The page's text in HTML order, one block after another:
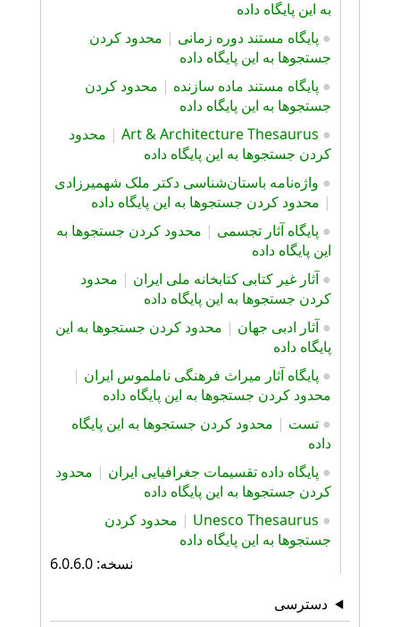
به این پایگاه داده
● پایگاه مستند دوره زمانی | محدود کردن
جستجوها به این پایگاه داده
● پایگاه مستند ماده سازنده | محدود کردن
جستجوها به این پایگاه داده
●
Art & Architecture Thesaurus
| محدود
کردن جستجوها به این پایگاه داده
● واژه‌نامه باستان‌شناسی دکتر ملک شهمیرزادی
| محدود کردن جستجوها به این پایگاه داده
● پایگاه آثار تجسمی | محدود کردن جستجوها به
این پایگاه داده
● آثار غیر کتابی کتابخانه ملی ایران | محدود
کردن جستجوها به این پایگاه داده
● آثار ادبی جهان | محدود کردن جستجوها به این
پایگاه داده
● پایگاه آثار ميراث فرهنگی ناملموس ایران |
محدود کردن جستجوها به این پایگاه داده
● تست | محدود کردن جستجوها به این پایگاه
داده
● پایگاه داده تقسیمات جغرافیایی ایران | محدود
کردن جستجوها به این پایگاه داده
●
Unesco Thesaurus
| محدود کردن
جستجوها به این پایگاه داده
نسخه: 6.0.6.0
دسترسی